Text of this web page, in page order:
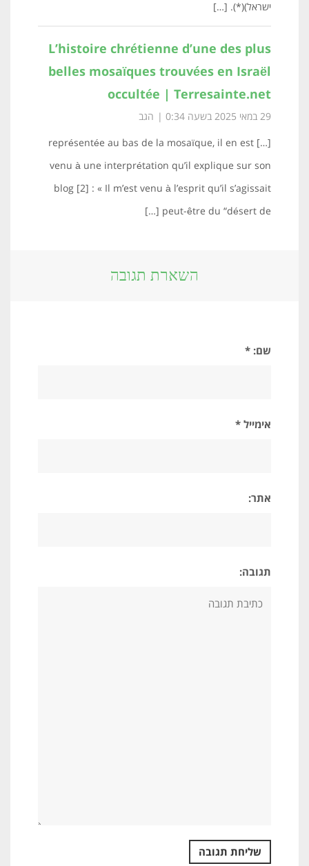
ישראל)(*). […]
L’histoire chrétienne d’une des plus
belles mosaïques trouvées en Israël
occultée | Terresainte.net
29 במאי 2025 בשעה 0:34 הגב
[…] représentée au bas de la mosaïque, il en est
venu à une interprétation qu’il explique sur son
blog [2] : « Il m’est venu à l’esprit qu’il s’agissait
peut-être du “désert de […]
השארת תגובה
שם: *
אימייל *
אתר:
תגובה: